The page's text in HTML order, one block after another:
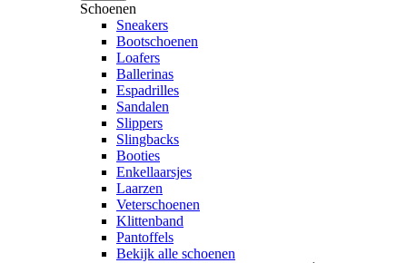
Schoenen
Sneakers
Bootschoenen
Loafers
Ballerinas
Espadrilles
Sandalen
Slippers
Slingbacks
Booties
Enkellaarsjes
Laarzen
Veterschoenen
Klittenband
Pantoffels
Bekijk alle schoenen